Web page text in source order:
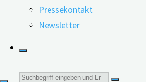
Pressekontakt
Newsletter
Suche